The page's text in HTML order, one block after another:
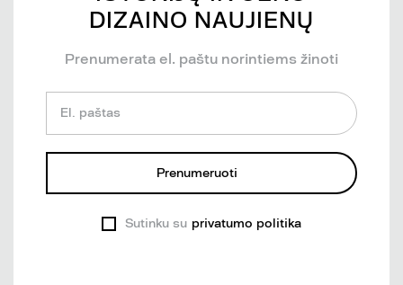
DIZAINO NAUJIENŲ
Prenumerata el. paštu norintiems žinoti
El. paštas
Prenumeruoti
Sutinku su privatumo politika